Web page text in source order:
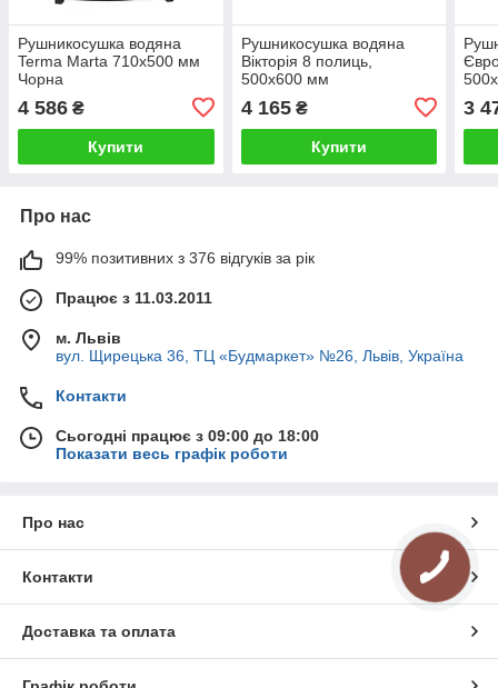
Рушникосушка водяна
Terma Marta 710х500 мм
Чорна
4 586 ₴
Купити
Рушникосушка водяна
Вікторія 8 полиць,
500х600 мм
4 165₴
Купити
3
Про нас
99% позитивних з 376 відгуків за рік
Працює з 11.03.2011
м. Львів
вул. Щирецька 36, ТЦ «Будмаркет» №26, Львів, Україна
Контакти
Сьогодні працює з 09:00 до 18:00
Показати весь графік роботи
Про нас
Контакти
Доставка та оплата